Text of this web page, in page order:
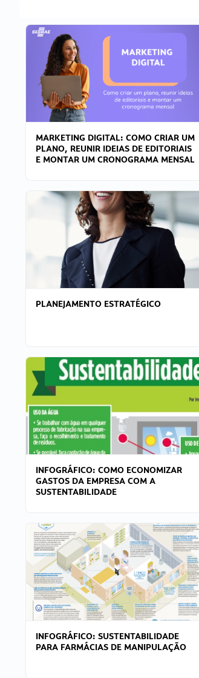
MARKETING DIGITAL: COMO CRIAR UM
PLANO, REUNIR IDEIAS DE EDITORIAIS
E MONTAR UM CRONOGRAMA MENSAL
PLANEJAMENTO ESTRATÉGICO
INFOGRÁFICO: COMO ECONOMIZAR
GASTOS DA EMPRESA COM A
SUSTENTABILIDADE
INFOGRÁFICO: SUSTENTABILIDADE
PARA FARMÁCIAS DE MANIPULAÇÃO